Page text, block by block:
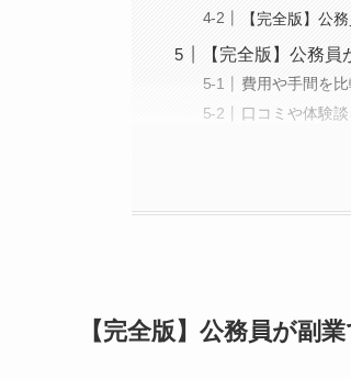
【完全版】公
【完全版】公務
費用や手間を
口コミや体験
【完全版】公務員が副